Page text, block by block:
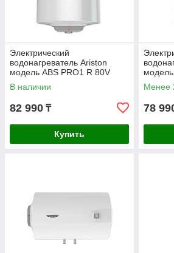
Электрический
водонагреватель Ariston
модель ABS PRO1 R 80V
В наличии
82 990 ₸
Купить
SLIM
Менее
78